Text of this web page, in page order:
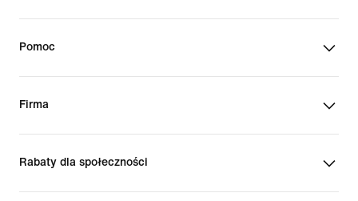
Pomoc
Firma
Rabaty dla społeczności